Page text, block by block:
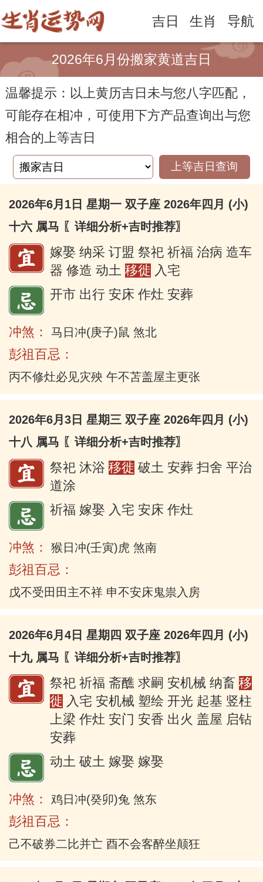
吉日 生肖 导航
2026年6月份搬家黄道吉日
温馨提示：以上黄历吉日未与您八字匹配，
可能存在相冲，可使用下方产品查询出与您
相合的上等吉日
上等吉日查询
2026年6月1日 星期一 双子座 2026年四月 (小)
十六 属马 〖详细分析+吉时推荐〗
嫁娶 纳采 订盟 祭祀 祈福 治病 造车
器 修造 动土 移徙 入宅
开市 出行 安床 作灶 安葬
冲煞： 马日冲(庚子)鼠 煞北
彭祖百忌：
丙不修灶必见灾殃 午不苫盖屋主更张
2026年6月3日 星期三 双子座 2026年四月 (小)
十八 属马 〖详细分析+吉时推荐〗
祭祀 沐浴 移徙 破土 安葬 扫舍 平治
道涂
祈福 嫁娶 入宅 安床 作灶
冲煞： 猴日冲(壬寅)虎 煞南
彭祖百忌：
戊不受田田主不祥 申不安床鬼祟入房
2026年6月4日 星期四 双子座 2026年四月 (小)
十九 属马 〖详细分析+吉时推荐〗
祭祀 祈福 斋醮 求嗣 安机械 纳畜 移
徙 入宅 安机械 塑绘 开光 起基 竖柱
上梁 作灶 安门 安香 出火 盖屋 启钻
安葬
动土 破土 嫁娶 嫁娶
冲煞： 鸡日冲(癸卯)兔 煞东
彭祖百忌：
己不破券二比并亡 酉不会客醉坐颠狂